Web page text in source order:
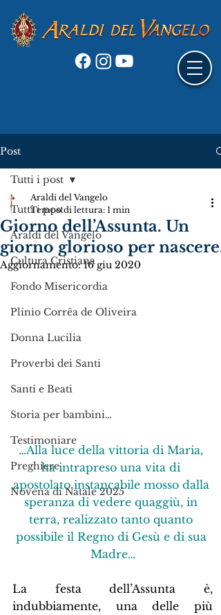
Post
Tutti i post
Araldi del Vangelo
Cultura Cristiana
Fondo Misericordia
Plinio Corrêa de Oliveira
Donna Lucilia
Proverbi dei Santi
Santi e Beati
Storia per bambini…
Testimoniare
Preghiere
Novena di Natale 2025
Tutti i post
Giorno dell’Assunta. Un
giorno glorioso per nascere.
Araldi del Vangelo
Tempo di lettura: 1 min
Aggiornamento:16 giu 2020
…Alla luce della vittoria di Maria,
ha intrapreso una vita di
apostolato instancabile mosso dalla
speranza di vedere quaggiù, in
terra, realizzato tanto quanto
possibile il Regno di Gesù e di sua
Madre…
La festa dell’Assunta è,
indubbiamente, una delle più